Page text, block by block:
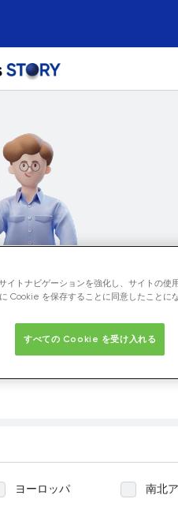
ヨーロッパ 南北
トナビゲーションを強化し、サイトの使
Cookie を保存することに同意したことにな
すべての Cookie を受け入れる